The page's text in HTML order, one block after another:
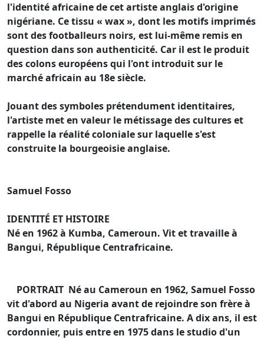
l'identité africaine de cet artiste anglais d'origine
nigériane. Ce tissu « wax », dont les motifs imprimés
sont des footballeurs noirs, est lui-même remis en
question dans son authenticité. Car il est le produit
des colons européens qui l'ont introduit sur le
marché africain au 18e siècle.
Jouant des symboles prétendument identitaires,
l'artiste met en valeur le métissage des cultures et
rappelle la réalité coloniale sur laquelle s'est
construite la bourgeoisie anglaise.
Samuel Fosso
IDENTITÉ ET HISTOIRE
Né en 1962 à Kumba, Cameroun. Vit et travaille à
Bangui, République Centrafricaine.
PORTRAIT Né au Cameroun en 1962, Samuel Fosso
vit d'abord au Nigeria avant de rejoindre son frère à
Bangui en République Centrafricaine. A dix ans, il est
cordonnier, puis entre en 1975 dans le studio d'un